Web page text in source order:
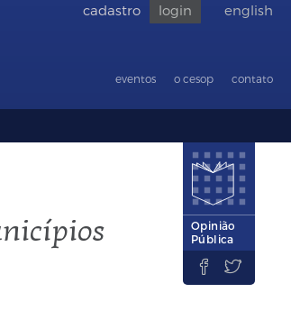
eventos o cesop contato
cadastro login english
Opinião
Pública
 